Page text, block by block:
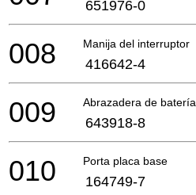
651976-0
Manija del interruptor
008 416642-4
Abrazadera de batería
009 643918-8
Porta placa base
010 164749-7